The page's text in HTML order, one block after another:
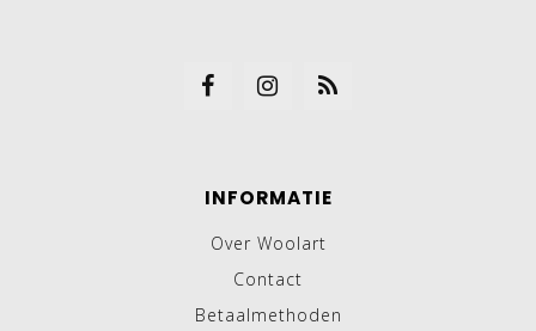
INFORMATIE
Over Woolart
Contact
Betaalmethoden